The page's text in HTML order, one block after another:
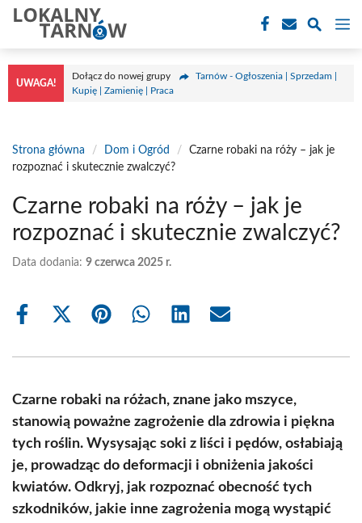
Przejdź
treści
UWAGA!
Dołącz do nowej grupy
Tarnów - Ogłoszenia | Sprzedam |
Kupię | Zamienię | Praca
Strona główna / Dom i Ogród /
Czarne robaki na róży – jak je
rozpoznać i skutecznie zwalczyć?
Czarne robaki na róży – jak je
rozpoznać i skutecznie zwalczyć?
Data dodania: 9 czerwca 2025 r.
Share
Share
(Twitter)
Share Share Share Share
Czarne robaki na różach, znane jako mszyce,
stanowią poważne zagrożenie dla zdrowia i piękna
tych roślin. Wysysając soki z liści i pędów, osłabiają
je, prowadząc do deformacji i obniżenia jakości
kwiatów. Odkryj, jak rozpoznać obecność tych
szkodników, jakie inne zagrożenia mogą wystąpić